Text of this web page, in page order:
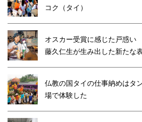
コク（タイ）
オスカー受賞に感じた戸惑
藤久仁生が生み出した新たな
仏教の国タイの仕事納めはタ
場で体験した